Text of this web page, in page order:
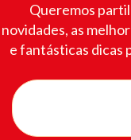
Queremos
novidades, as
e fantásticas dicas